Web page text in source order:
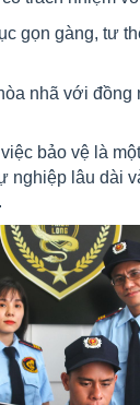
gọn gàng, tư
nhã với đồng
bảo vệ là
nghiệp lâu dài